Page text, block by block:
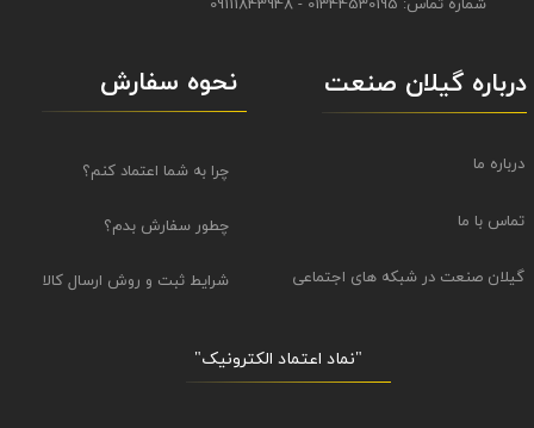
نحوه سفارش
چرا به شما اعتماد کنم؟
چطور سفارش بدم؟
شرایط ثبت و روش ارسال کالا
"نماد اعتماد الکترونیک​​​​​​​"
درباره گیلان صنعت
درباره ما
تماس با ما
گیلان صنعت در شبکه های اجتماعی